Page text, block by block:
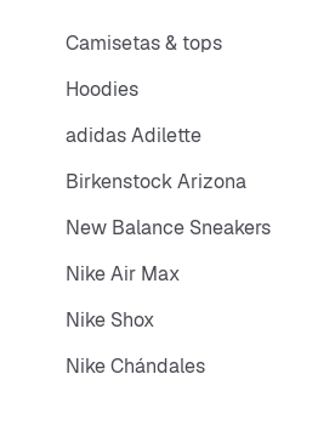
Camisetas & tops
Hoodies
adidas Adilette
Birkenstock Arizona
New Balance Sneakers
Nike Air Max
Nike Shox
Nike Chándales